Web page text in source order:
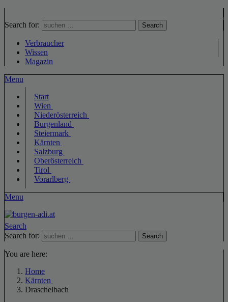
Search for: Search
Verbraucher
Wissen
Magazin
Menu
Start
Wien
Niederösterreich
Burgenland
Steiermark
Kärnten
Salzburg
Oberösterreich
Tirol
Vorarlberg
Menu
Search
Search for:
Search
You are here:
Home
Kärnten
Draschelbach